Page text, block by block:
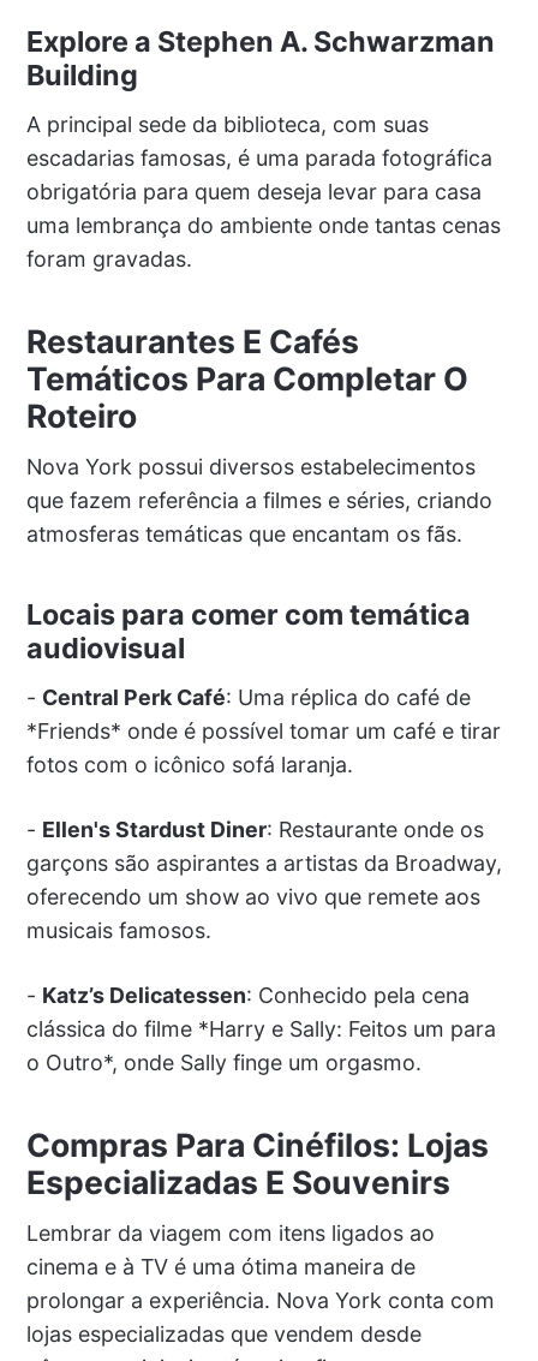
Explore a Stephen A. Schwarzman
Building
A principal sede da biblioteca, com suas
escadarias famosas, é uma parada fotográfica
obrigatória para quem deseja levar para casa
uma lembrança do ambiente onde tantas cenas
foram gravadas.
Restaurantes E Cafés
Temáticos Para Completar O
Roteiro
Nova York possui diversos estabelecimentos
que fazem referência a filmes e séries, criando
atmosferas temáticas que encantam os fãs.
Locais para comer com temática
audiovisual
- Central Perk Café: Uma réplica do café de
*Friends* onde é possível tomar um café e tirar
fotos com o icônico sofá laranja.
- Ellen's Stardust Diner: Restaurante onde os
garçons são aspirantes a artistas da Broadway,
oferecendo um show ao vivo que remete aos
musicais famosos.
- Katz’s Delicatessen: Conhecido pela cena
clássica do filme *Harry e Sally: Feitos um para
o Outro*, onde Sally finge um orgasmo.
Compras Para Cinéfilos: Lojas
Especializadas E Souvenirs
Lembrar da viagem com itens ligados ao
cinema e à TV é uma ótima maneira de
prolongar a experiência. Nova York conta com
lojas especializadas que vendem desde